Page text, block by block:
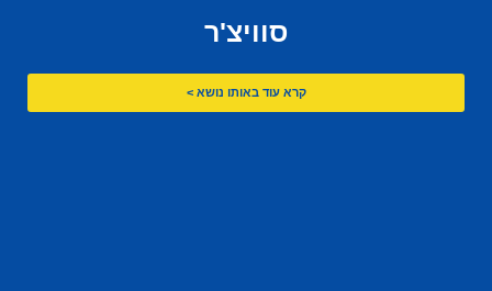
סוויצ'ר
קרא עוד באותו נושא >